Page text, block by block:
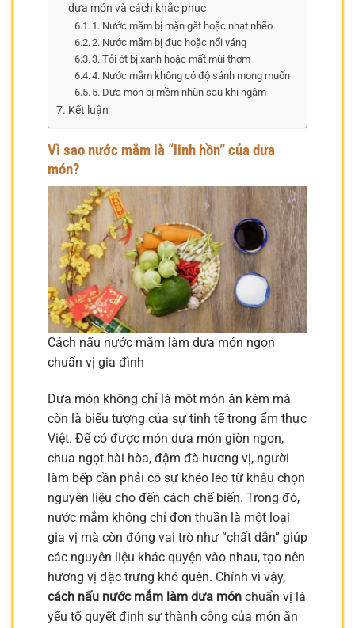
dưa món và cách khắc phục
1. Nước mắm bị mặn gắt hoặc nhạt nhẽo
2. Nước mắm bị đục hoặc nổi váng
3. Tỏi ớt bị xanh hoặc mất mùi thơm
4. Nước mắm không có độ sánh mong muốn
5. Dưa món bị mềm nhũn sau khi ngâm
Kết luận
Vì sao nước mắm là “linh hồn” của dưa
món?
Cách nấu nước mắm làm dưa món ngon
chuẩn vị gia đình
Dưa món không chỉ là một món ăn kèm mà
còn là biểu tượng của sự tinh tế trong ẩm thực
Việt. Để có được món dưa món giòn ngon,
chua ngọt hài hòa, đậm đà hương vị, người
làm bếp cần phải có sự khéo léo từ khâu chọn
nguyên liệu cho đến cách chế biến. Trong đó,
nước mắm không chỉ đơn thuần là một loại
gia vị mà còn đóng vai trò như “chất dẫn” giúp
các nguyên liệu khác quyện vào nhau, tạo nên
hương vị đặc trưng khó quên. Chính vì vậy,
cách nấu nước mắm làm dưa món chuẩn vị là
yếu tố quyết định sự thành công của món ăn